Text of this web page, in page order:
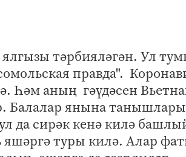
ялгызы тәрбияләгән. Ул
правда".
Һәм аның гәүдәсен
Балалар янына танышлары
да сирәк кенә килә
туры килә. Алар